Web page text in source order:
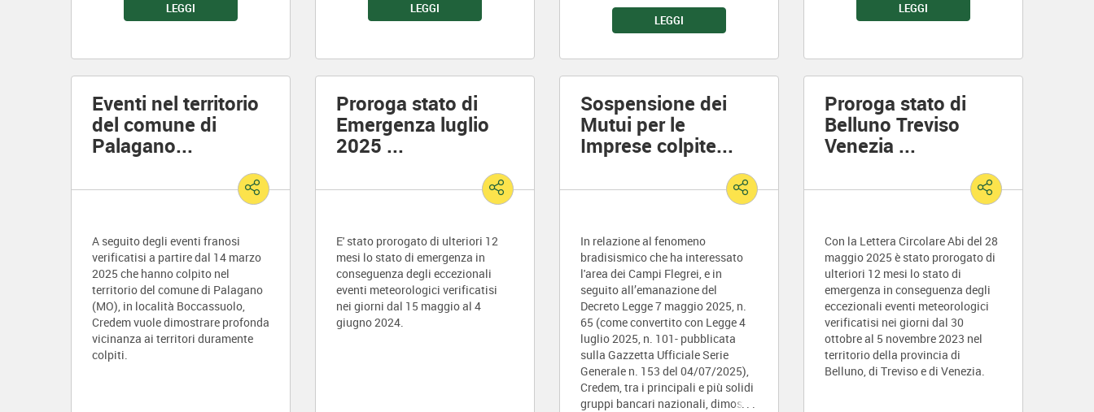
LEGGI LEGGI
LEGGI
LEGGI
Eventi nel territorio
del comune di
Palagano...
A seguito degli eventi franosi
verificatisi a partire dal 14 marzo
2025 che hanno colpito nel
territorio del comune di Palagano
(MO), in località Boccassuolo,
Credem vuole dimostrare profonda
vicinanza ai territori duramente
colpiti.
Proroga stato di
Emergenza luglio
2025 ...
E' stato prorogato di ulteriori 12
mesi lo stato di emergenza in
conseguenza degli eccezionali
eventi meteorologici verificatisi
nei giorni dal 15 maggio al 4
giugno 2024.
Sospensione dei
Mutui per le
Imprese colpite...
In relazione al fenomeno
bradisismico che ha interessato
l'area dei Campi Flegrei, e in
seguito all’emanazione del
Decreto Legge 7 maggio 2025, n.
65 (come convertito con Legge 4
luglio 2025, n. 101- pubblicata
sulla Gazzetta Ufficiale Serie
Generale n. 153 del 04/07/2025),
Credem, tra i principali e più solidi
gruppi bancari nazionali, dimostra
Proroga stato di
Belluno Treviso
Venezia ...
Con la Lettera Circolare Abi del 28
maggio 2025 è stato prorogato di
ulteriori 12 mesi lo stato di
emergenza in conseguenza degli
eccezionali eventi meteorologici
verificatisi nei giorni dal 30
ottobre al 5 novembre 2023 nel
territorio della provincia di
Belluno, di Treviso e di Venezia.